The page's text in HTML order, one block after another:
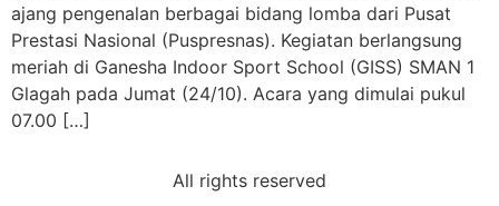
ajang pengenalan berbagai bidang lomba dari Pusat
Prestasi Nasional (Puspresnas). Kegiatan berlangsung
meriah di Ganesha Indoor Sport School (GISS) SMAN 1
Glagah pada Jumat (24/10). Acara yang dimulai pukul
07.00 […]
All rights reserved